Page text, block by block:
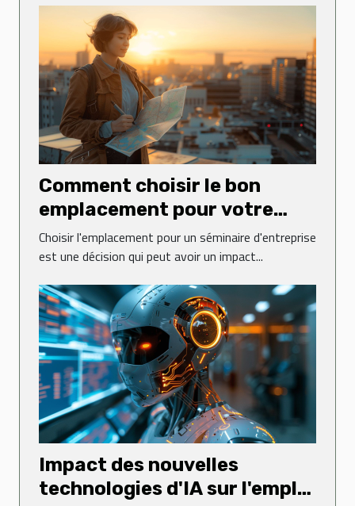
Comment choisir le bon
emplacement pour votre
prochain séminaire
d'entreprise
Choisir l'emplacement pour un séminaire d'entreprise
est une décision qui peut avoir un impact...
Impact des nouvelles
technologies d'IA sur l'emploi